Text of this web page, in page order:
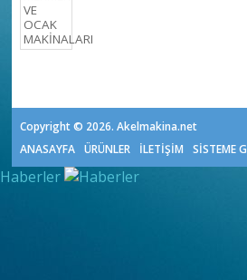
Copyright © 2026. Akelmakina.net
ANASAYFA ÜRÜNLER İLETİŞİM SİSTEME
Haberler